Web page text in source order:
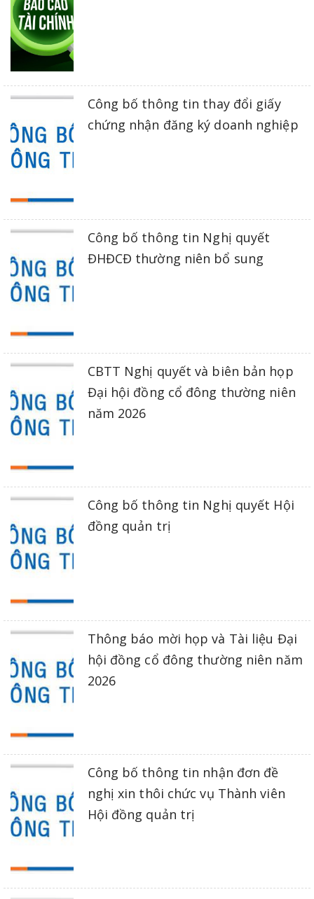
Công bố thông tin thay đổi giấy
chứng nhận đăng ký doanh nghiệp
Công bố thông tin Nghị quyết
ĐHĐCĐ thường niên bổ sung
CBTT Nghị quyết và biên bản họp
Đại hội đồng cổ đông thường niên
năm 2026
Công bố thông tin Nghị quyết Hội
đồng quản trị
Thông báo mời họp và Tài liệu Đại
hội đồng cổ đông thường niên năm
2026
Công bố thông tin nhận đơn đề
nghị xin thôi chức vụ Thành viên
Hội đồng quản trị